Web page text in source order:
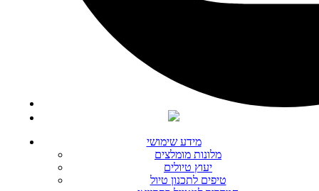
מידע שימושי
מלונות מומלצים
יעוץ טיולים
טיפים לתכנון טיול